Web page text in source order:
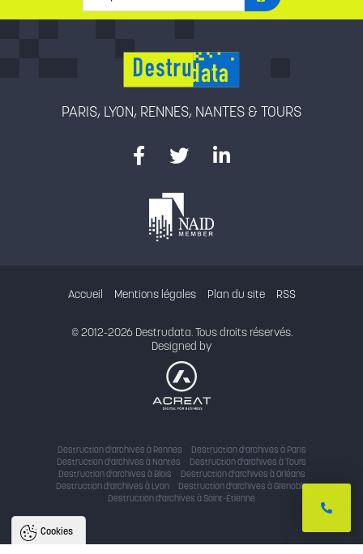
PARIS, LYON, RENNES, NANTES & TOURS
Accueil Mentions légales Plan du site RSS
© 2012-2026 Destrudata. Tous droits réservés.
Designed by
Destruction d'archives à Rennes
Destruction d'archives à Paris
Destruction d'archives à Nantes
Destruction d'archives à Tours
Destruction d'archives à Blois
Destruction d'archives à Orléans
Destruction d'archives à Lyon
Destruction d'archives à Grenoble
Destruction d'archives à Saint-Étienne
Cookies